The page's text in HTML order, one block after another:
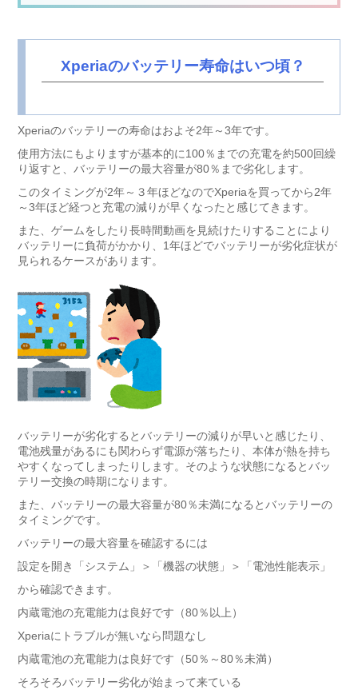
Xperiaのバッテリー寿命はいつ頃？
Xperiaのバッテリーの寿命はおよそ2年～3年です。
使用方法にもよりますが基本的に100％までの充電を約500回繰
り返すと、バッテリーの最大容量が80％まで劣化します。
このタイミングが2年～３年ほどなのでXperiaを買ってから2年
～3年ほど経つと充電の減りが早くなったと感じてきます。
また、ゲームをしたり長時間動画を見続けたりすることにより
バッテリーに負荷がかかり、1年ほどでバッテリーが劣化症状が
見られるケースがあります。
バッテリーが劣化するとバッテリーの減りが早いと感じたり、
電池残量があるにも関わらず電源が落ちたり、本体が熱を持ち
やすくなってしまったりします。そのような状態になるとバッ
テリー交換の時期になります。
また、バッテリーの最大容量が80％未満になるとバッテリーの
タイミングです。
バッテリーの最大容量を確認するには
設定を開き「システム」＞「機器の状態」＞「電池性能表示」
から確認できます。
内蔵電池の充電能力は良好です（80％以上）
Xperiaにトラブルが無いなら問題なし
内蔵電池の充電能力は良好です（50％～80％未満）
そろそろバッテリー劣化が始まって来ている